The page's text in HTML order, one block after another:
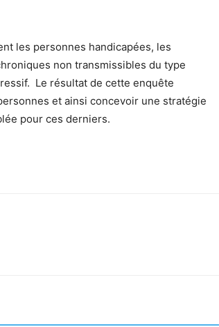
les personnes handicapées, les
non transmissibles du type
Le résultat de cette enquête
et ainsi concevoir une stratégie
pour ces derniers.